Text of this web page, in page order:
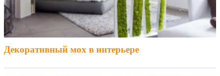
Декоративный мох в интерьере